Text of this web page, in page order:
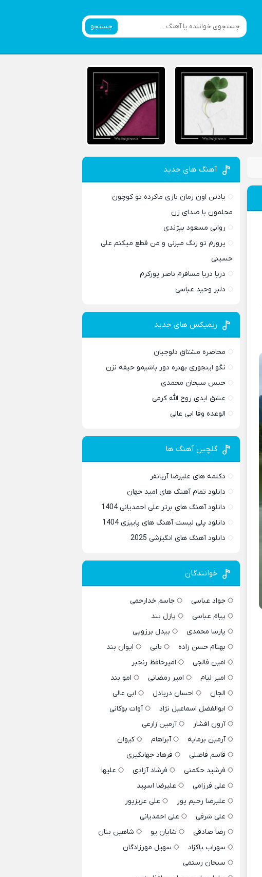
جستجو
آهنگ های جدید
یادتن اون زمان بازی ماکرده تو کوچون
محلمون با صدای زن
روانی مسعود بیژندی
یروزم تو زنگ میزنی و من قطع میکنم علی
حسینی
دریا دریا مسافرم ناصر پورکرم
دلبر وحید عباسی
ریمیکس های جدید
محاصره مشتاق دلوجیان
نگو اینجوری بهتره دور باشیمو حیفه نزن
حبس سبحان محمدی
عشق ابدی روح الله کرمی
الوعده وفا ابی عالی
گلچین آهنگ ها
دکلمه های علیرضا آریانفر
دانلود تمام آهنگ های امید جهان
دانلود آهنگ های برتر علی احمدیانی 1404
دانلود پلی لیست آهنگ های پاییزی 1404
دانلود آهنگ های انگیزشی 2025
خوانندگان
جواد عباسی
جاسم خدارحمی
پیام عباسی
پازل بند
پارسا محمدی
بیدل برزویی
بهنام حسن زاده
بابی
ایوان بند
امین فالجی
امیرحافظ رنجبر
امیر لیام
امیر رمضانی
امو بند
الجان
احسان دریادل
ابی عالی
ابوالفضل اسماعیل نژاد
آوات بوکانی
آرون افشار
آرمین زارعی
آرمین برمایه
آبراهام
کیوان
قاسم فاضلی
فرهاد جهانگیری
فرشید حکمتی
فرشاد آزادی
علیها
علی فرزامی
علیرضا اسپید
علیرضا رحیم پور
علی عزیزپور
علی شرفی
علی احمدیانی
رضا صادقی
شایان یو
شاهین بنان
سهراب پاکزاد
سهیل مهرزادگان
سبحان رستمی